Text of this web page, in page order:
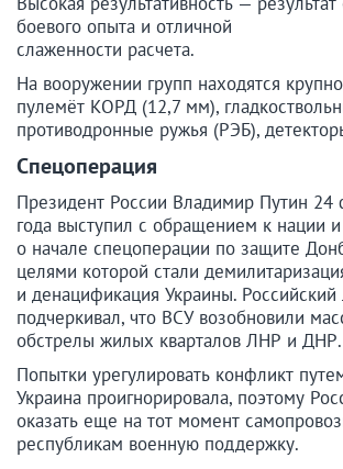
боевого опыта и отличной
слаженности расчета.
На вооружении групп находятся
пулемёт КОРД (12,7 мм),
противодронные ружья (РЭБ),
Спецоперация
Президент России Владимир Путин 24
года выступил с обращением к нации и
о начале спецоперации по защите
целями которой стали
и денацификация Украины.
подчеркивал, что ВСУ возобновили
обстрелы жилых кварталов ЛНР и ДНР.
Попытки урегулировать конфликт
Украина проигнорировала, поэтому
оказать еще на тот момент
республикам военную поддержку.